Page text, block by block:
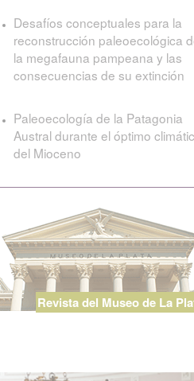
Desafíos conceptuales para la
reconstrucción paleoecológica
la megafauna pampeana y las
consecuencias de su extinción
Paleoecología de la Patagonia
Austral durante el óptimo
del Mioceno
Revista del Museo de La